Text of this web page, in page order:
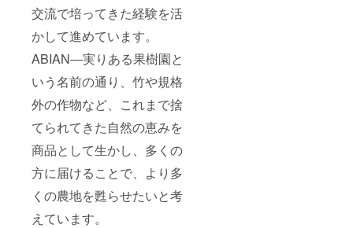
交流で培ってきた経験を活
かして進めています。
ABIAN―実りある果樹園と
いう名前の通り、竹や規格
外の作物など、これまで捨
てられてきた自然の恵みを
商品として生かし、多くの
方に届けることで、より多
くの農地を甦らせたいと考
えています。